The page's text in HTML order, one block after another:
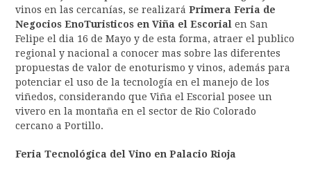
vinos en las cercanías, se realizaráPrimera Feria de
Negocios EnoTuristicos en Viña el Escorialen San
Felipe el dia 16 de Mayo y de esta forma, atraer el publico
regional y nacional a conocer mas sobre las diferentes
propuestas de valor de enoturismo y vinos, además para
potenciar el uso de la tecnología en el manejo de los
viñedos, considerando que Viña el Escorial posee un
vivero en la montaña en el sector de Rio Colorado
cercano a Portillo.
Feria Tecnológica del Vino en Palacio Rioja